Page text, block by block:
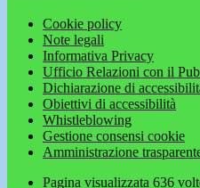
Cookie policy
Note legali
Informativa Privacy
Ufficio Relazioni con il
Dichiarazione di
Obiettivi di accessibilità
Whistleblowing
Gestione consensi cookie
Amministrazione
Pagina visualizzata 636